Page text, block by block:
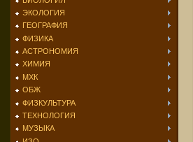
ЭКОЛОГИЯ
ГЕОГРАФИЯ
ФИЗИКА
АСТРОНОМИЯ
ХИМИЯ
МХК
ОБЖ
ФИЗКУЛЬТУРА
ТЕХНОЛОГИЯ
МУЗЫКА